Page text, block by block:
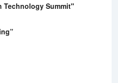
Technology Summit"